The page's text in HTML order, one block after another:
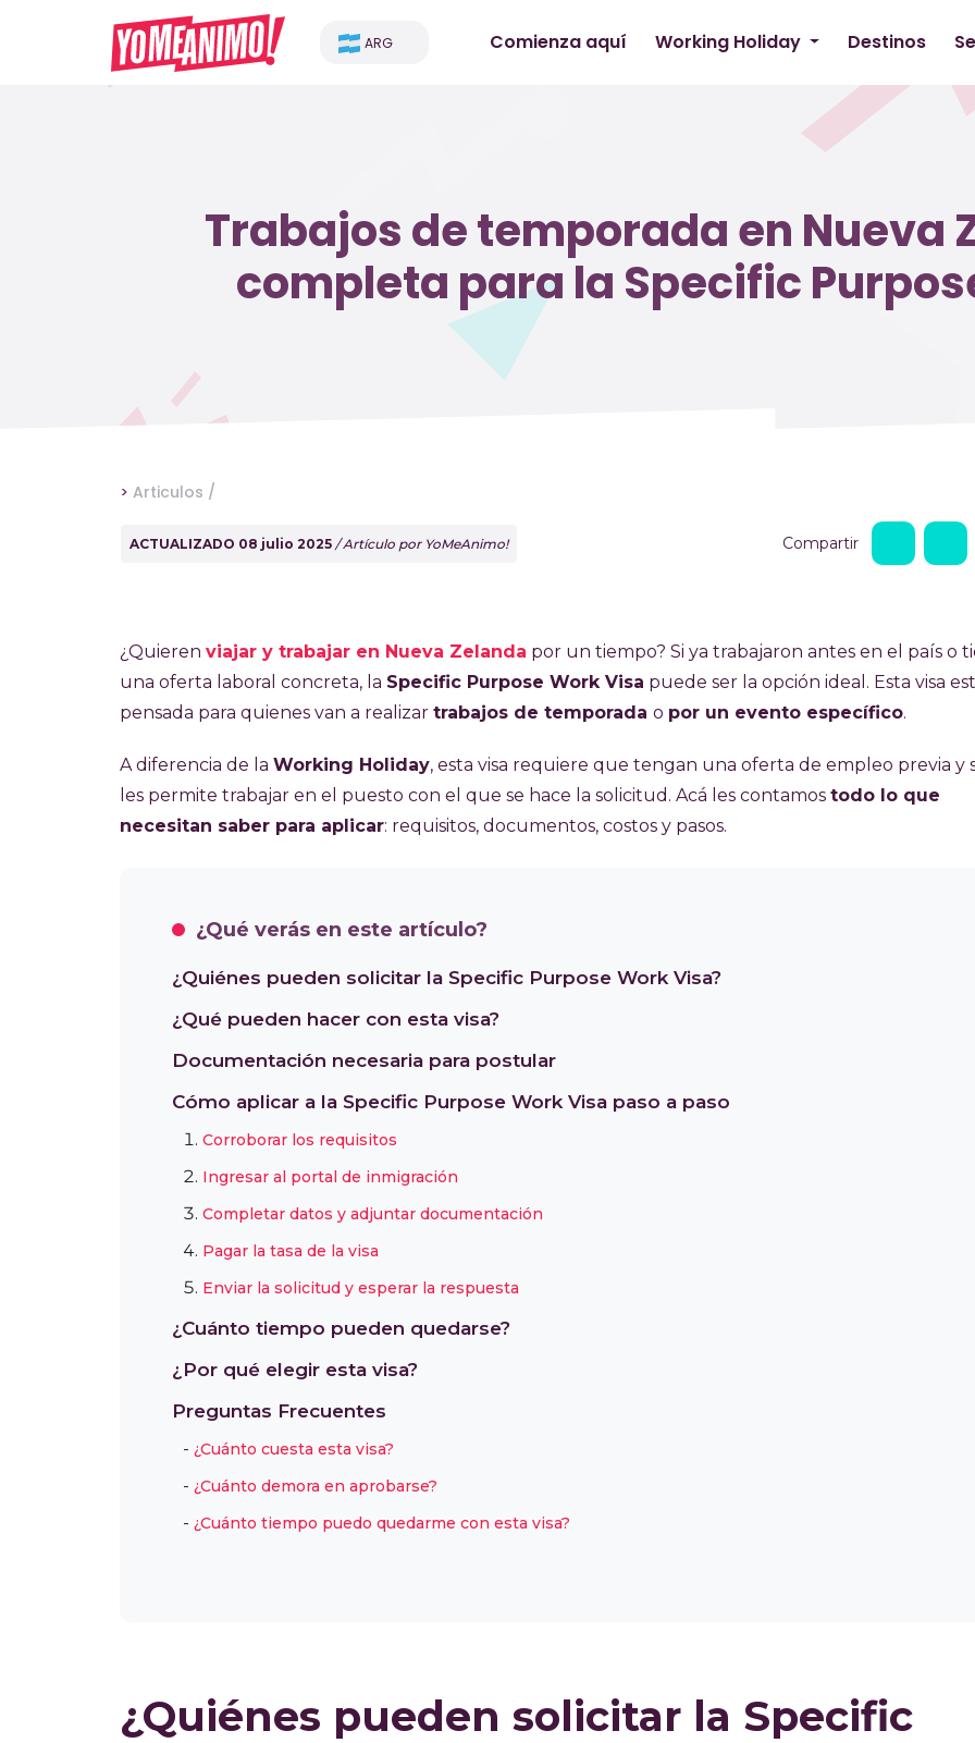
ARG Comienza aquí Working Holiday Destinos
Trabajos de temporada en Nueva
completa para la Specific
> Articulos /
ACTUALIZADO 08 julio 2025 / Artículo por YoMeAnimo! Compartir
¿Quieren viajar y trabajar en Nueva Zelanda por un tiempo? Si ya trabajaron antes en el país o
una oferta laboral concreta, la Specific Purpose Work Visa puede ser la opción ideal. Esta visa
pensada para quienes van a realizar trabajos de temporada o por un evento específico.
A diferencia de la Working Holiday, esta visa requiere que tengan una oferta de empleo previa y
les permite trabajar en el puesto con el que se hace la solicitud. Acá les contamos todo lo que
necesitan saber para aplicar: requisitos, documentos, costos y pasos.
¿Qué verás en este artículo?
¿Quiénes pueden solicitar la Specific Purpose Work Visa?
¿Qué pueden hacer con esta visa?
Documentación necesaria para postular
Cómo aplicar a la Specific Purpose Work Visa paso a paso
Corroborar los requisitos
Ingresar al portal de inmigración
Completar datos y adjuntar documentación
Pagar la tasa de la visa
Enviar la solicitud y esperar la respuesta
¿Cuánto tiempo pueden quedarse?
¿Por qué elegir esta visa?
Preguntas Frecuentes
¿Cuánto cuesta esta visa?
¿Cuánto demora en aprobarse?
¿Cuánto tiempo puedo quedarme con esta visa?
¿Quiénes pueden solicitar la Specific